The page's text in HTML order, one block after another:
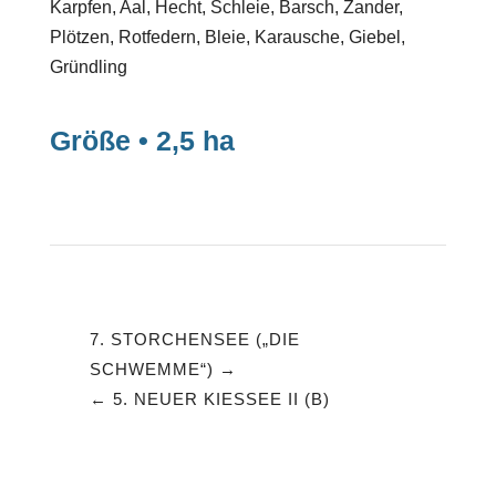
Karpfen, Aal, Hecht, Schleie, Barsch, Zander,
Plötzen, Rotfedern, Bleie, Karausche, Giebel,
Gründling
Größe • 2,5 ha
7. STORCHENSEE („DIE
SCHWEMME“)
5. NEUER KIESSEE II (B)